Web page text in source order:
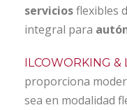
serviciosflexibles
integral para
ILCOWORKING &
proporciona
sea en modalidad